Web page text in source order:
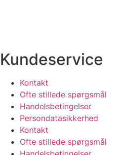
Kundeservice
Kontakt
Ofte stillede spørgsmål
Handelsbetingelser
Persondatasikkerhed
Kontakt
Ofte stillede spørgsmål